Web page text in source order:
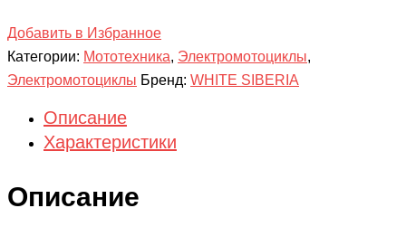
Добавить в Избранное
Категории: Мототехника, Электромотоциклы,
Электромотоциклы Бренд: WHITE SIBERIA
Описание
Характеристики
Описание